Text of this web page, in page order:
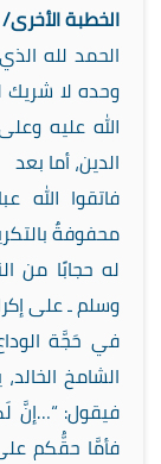
الخطبة الأخرى/
الحمد لله
وحده لا
الله عليه
الدين، أما بعد
فاتقوا الله
محفوفةٌ
له حجابًا من
وسلم ـ على
في حَجَّة
الشامخ
فيقول: “…إنَّ
فأمَّا حقُّكم